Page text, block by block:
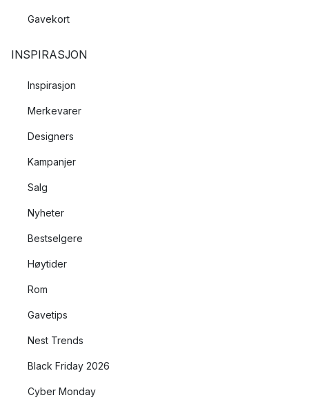
Gavekort
INSPIRASJON
Inspirasjon
Merkevarer
Designers
Kampanjer
Salg
Nyheter
Bestselgere
Høytider
Rom
Gavetips
Nest Trends
Black Friday 2026
Cyber Monday